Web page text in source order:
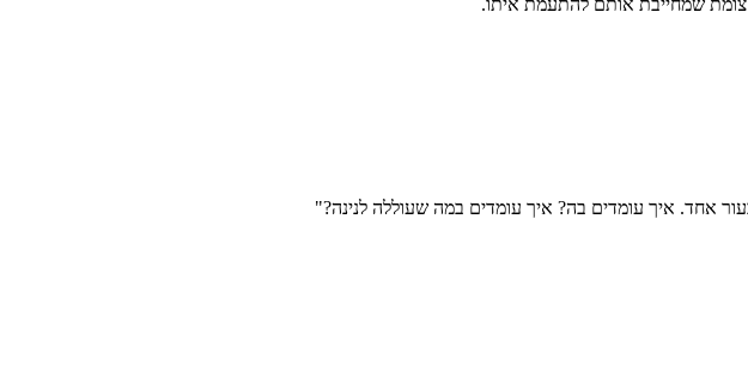
צומת שמחייבת אותם להתעמת איתו.
אחד. איך עומדים בה? איך עומדים במה שעוללה לנינה?"